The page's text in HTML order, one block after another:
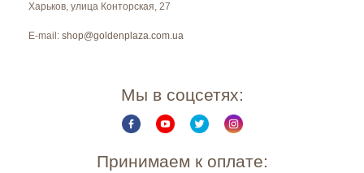
Харьков, улица Конторская, 27
E-mail: shop@goldenplaza.com.ua
Мы в соцсетях:
Принимаем к оплате: